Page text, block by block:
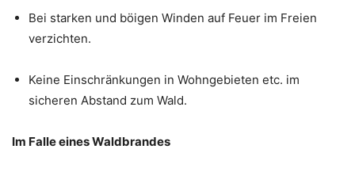
Bei starken und böigen Winden auf Feuer im Freien
verzichten.
Keine Einschränkungen in Wohngebieten etc. im
sicheren Abstand zum Wald.
Im Falle eines Waldbrandes